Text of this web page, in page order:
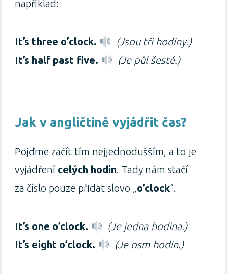
například:
It’s three o’clock.
(Jsou tři hodiny.)
It’s half past five.
(Je půl šesté.)
Jak v angličtině vyjádřit čas?
Pojďme začít tím nejjednodušším, a to je
vyjádření celých hodin . Tady nám stačí
za číslo pouze přidat slovo „ o’clock“.
It’s one o’clock.
(Je jedna hodina.)
It’s eight o’clock.
(Je osm hodin.)